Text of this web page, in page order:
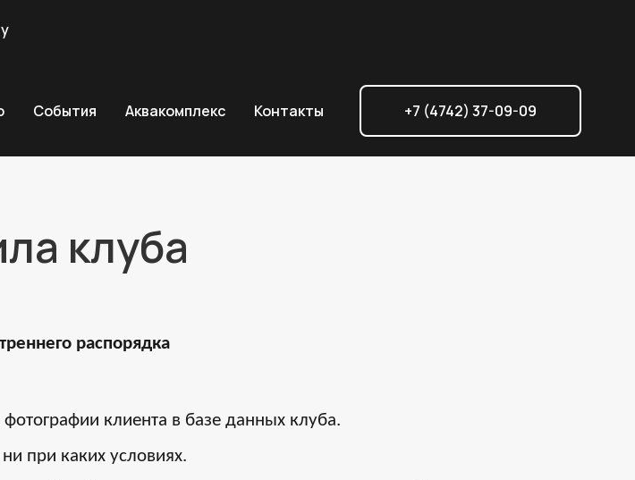
События Аквакомплекс Контакты +7 (4742) 37-09-09
клуба
распорядка
клиента в базе данных клуба.
при каких условиях.